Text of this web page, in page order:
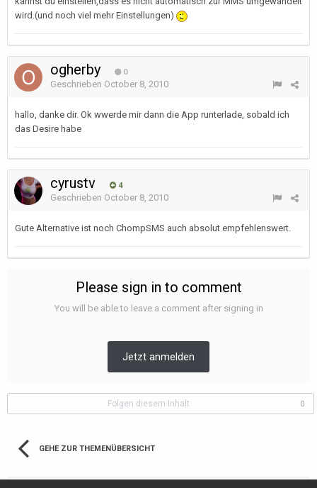
wird.(und noch viel mehr Einstellungen)
ogherby 0
Geschrieben October 8, 2010
hallo, danke dir. Ok wwerde mir dann die App runterlade, sobald ich
das Desire habe
cyrustv 4
Geschrieben October 8, 2010
Gute Alternative ist noch ChompSMS auch absolut empfehlenswert.
Please sign in to comment
You will be able to leave a comment after signing in
Jetzt anmelden
Folgen diesem Inhalt 0
GEHE ZUR THEMENÜBERSICHT